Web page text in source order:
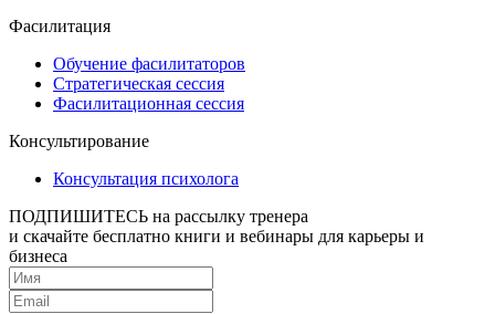
Фасилитация
Обучение фасилитаторов
Стратегическая сессия
Фасилитационная сессия
Консультирование
Консультация психолога
ПОДПИШИТЕСЬ на рассылку тренера
и скачайте бесплатно книги и вебинары для карьеры и
бизнеса